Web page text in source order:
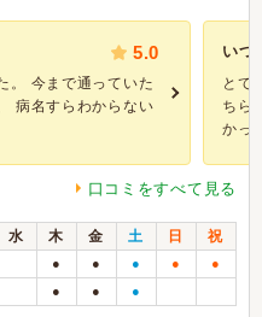
5.0
。 今まで通っていた
病名すらわからない
いつ
とて
ちら
かっ
口コミをすべて見る
水 木 金 土 日
祝
● ● ● ● ●
● ● ●